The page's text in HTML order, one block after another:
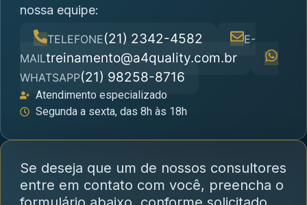
nossa equipe:
TELEFONE(21) 2342-4582
E-
MAILtreinamento@a4quality.com.br
WHATSAPP(21) 98258-8716
Atendimento especializado
Segunda a sexta, das 8h às 18h
Se deseja que um de nossos consultores
entre em contato com você, preencha o